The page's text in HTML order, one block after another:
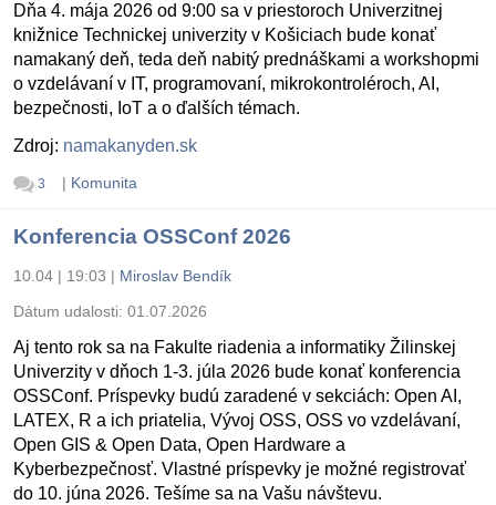
Dňa 4. mája 2026 od 9:00 sa v priestoroch Univerzitnej
knižnice Technickej univerzity v Košiciach bude konať
namakaný deň, teda deň nabitý prednáškami a workshopmi
o vzdelávaní v IT, programovaní, mikrokontroléroch, AI,
bezpečnosti, IoT a o ďalších témach.
Zdroj: namakanyden.sk
3 | Komunita
Konferencia OSSConf 2026
10.04 | 19:03 | Miroslav Bendík
Dátum udalosti: 01.07.2026
Aj tento rok sa na Fakulte riadenia a informatiky Žilinskej
Univerzity v dňoch 1-3. júla 2026 bude konať konferencia
OSSConf. Príspevky budú zaradené v sekciách: Open AI,
LATEX, R a ich priatelia, Vývoj OSS, OSS vo vzdelávaní,
Open GIS & Open Data, Open Hardware a
Kyberbezpečnosť. Vlastné príspevky je možné registrovať
do 10. júna 2026. Tešíme sa na Vašu návštevu.